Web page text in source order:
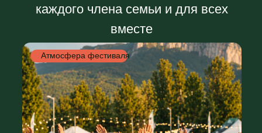
Вместе — вдвойне интереснее